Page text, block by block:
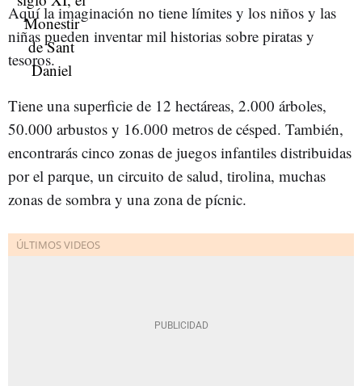
Aquí la imaginación no tiene límites y los niños y las
niñas pueden inventar mil historias sobre piratas y
tesoros.
Tiene una superficie de 12 hectáreas, 2.000 árboles,
50.000 arbustos y 16.000 metros de césped. También,
encontrarás cinco zonas de juegos infantiles distribuidas
por el parque, un circuito de salud, tirolina, muchas
zonas de sombra y una zona de pícnic.